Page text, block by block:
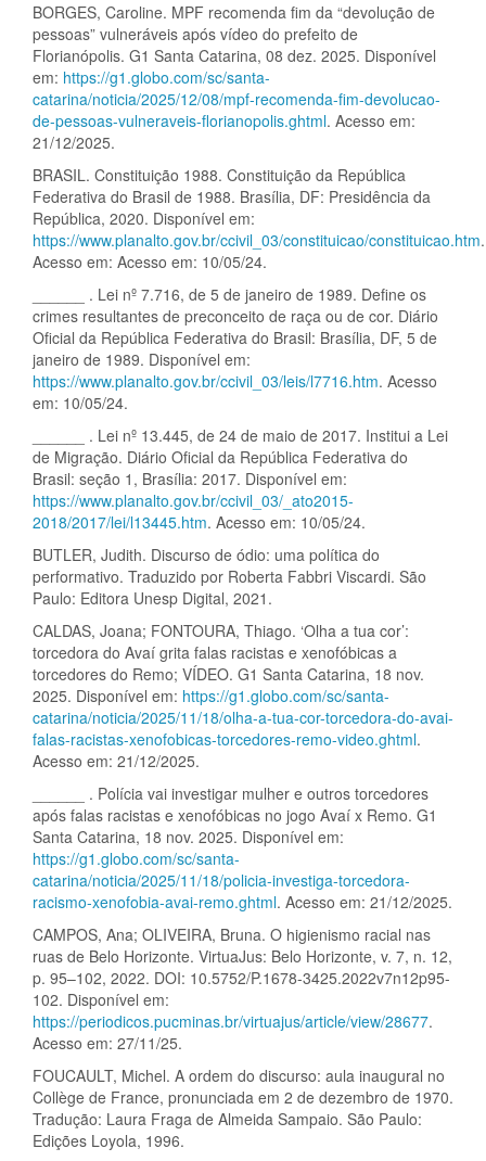
BORGES, Caroline. MPF recomenda fim da “devolução de
pessoas” vulneráveis após vídeo do prefeito de
Florianópolis. G1 Santa Catarina, 08 dez. 2025. Disponível
em: https://g1.globo.com/sc/santa-
catarina/noticia/2025/12/08/mpf-recomenda-fim-devolucao-
de-pessoas-vulneraveis-florianopolis.ghtml. Acesso em:
21/12/2025.
BRASIL. Constituição 1988. Constituição da República
Federativa do Brasil de 1988. Brasília, DF: Presidência da
República, 2020. Disponível em:
https://www.planalto.gov.br/ccivil_03/constituicao/constituicao.htm.
Acesso em: Acesso em: 10/05/24.
______ . Lei nº 7.716, de 5 de janeiro de 1989. Define os
crimes resultantes de preconceito de raça ou de cor. Diário
Oficial da República Federativa do Brasil: Brasília, DF, 5 de
janeiro de 1989. Disponível em:
https://www.planalto.gov.br/ccivil_03/leis/l7716.htm. Acesso
em: 10/05/24.
______ . Lei nº 13.445, de 24 de maio de 2017. Institui a Lei
de Migração. Diário Oficial da República Federativa do
Brasil: seção 1, Brasília: 2017. Disponível em:
https://www.planalto.gov.br/ccivil_03/_ato2015-
2018/2017/lei/l13445.htm. Acesso em: 10/05/24.
BUTLER, Judith. Discurso de ódio: uma política do
performativo. Traduzido por Roberta Fabbri Viscardi. São
Paulo: Editora Unesp Digital, 2021.
CALDAS, Joana; FONTOURA, Thiago. ‘Olha a tua cor’:
torcedora do Avaí grita falas racistas e xenofóbicas a
torcedores do Remo; VÍDEO. G1 Santa Catarina, 18 nov.
2025. Disponível em: https://g1.globo.com/sc/santa-
catarina/noticia/2025/11/18/olha-a-tua-cor-torcedora-do-avai-
falas-racistas-xenofobicas-torcedores-remo-video.ghtml.
Acesso em: 21/12/2025.
______ . Polícia vai investigar mulher e outros torcedores
após falas racistas e xenofóbicas no jogo Avaí x Remo. G1
Santa Catarina, 18 nov. 2025. Disponível em:
https://g1.globo.com/sc/santa-
catarina/noticia/2025/11/18/policia-investiga-torcedora-
racismo-xenofobia-avai-remo.ghtml. Acesso em: 21/12/2025.
CAMPOS, Ana; OLIVEIRA, Bruna. O higienismo racial nas
ruas de Belo Horizonte. VirtuaJus: Belo Horizonte, v. 7, n. 12,
p. 95–102, 2022. DOI: 10.5752/P.1678-3425.2022v7n12p95-
102. Disponível em:
https://periodicos.pucminas.br/virtuajus/article/view/28677.
Acesso em: 27/11/25.
FOUCAULT, Michel. A ordem do discurso: aula inaugural no
Collège de France, pronunciada em 2 de dezembro de 1970.
Tradução: Laura Fraga de Almeida Sampaio. São Paulo:
Edições Loyola, 1996.